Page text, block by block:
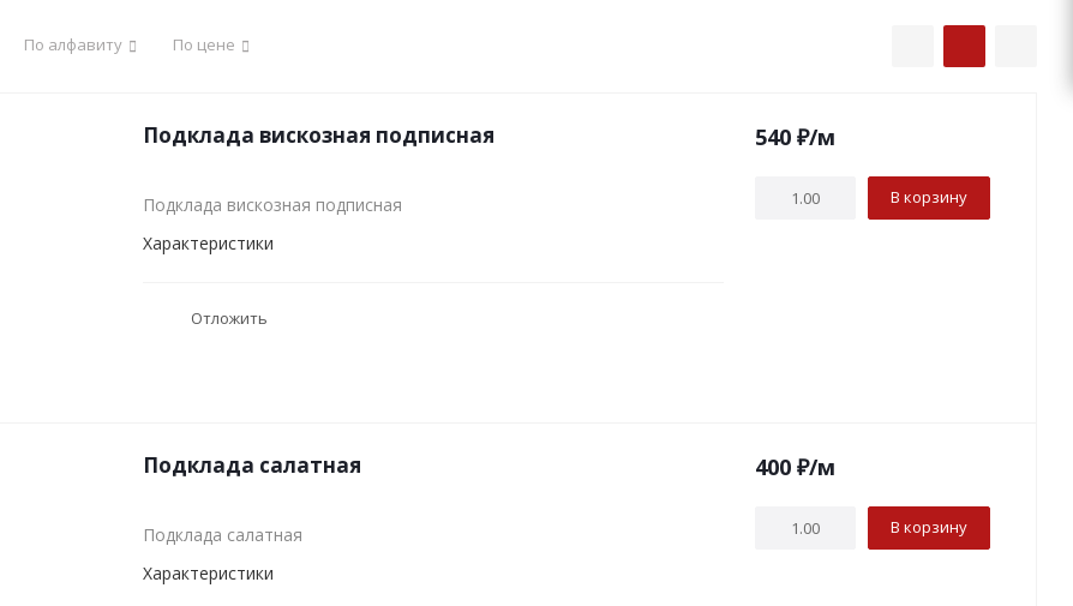
По алфавиту По цене
Подклада вискозная подписная
Подклада вискозная подписная
Характеристики
Отложить
540 ₽/м
В корзину
Подклада салатная
Подклада салатная
Характеристики
400 ₽/м
В корзину